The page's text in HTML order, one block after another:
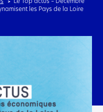
les Pays de la Loire